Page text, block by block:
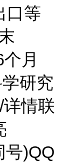
口等
月
研究
情联
号)QQ